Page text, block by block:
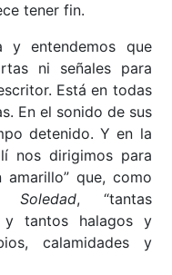
tener fin.
y entendemos que
ni señales para
Está en todas
En el sonido de sus
detenido. Y en la
nos dirigimos para
que, como
, “tantas
y tantos halagos y
calamidades y